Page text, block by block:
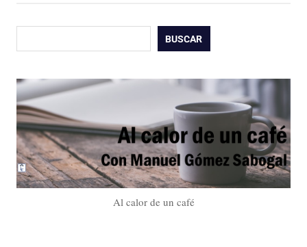
BUSCAR
Al calor de un café